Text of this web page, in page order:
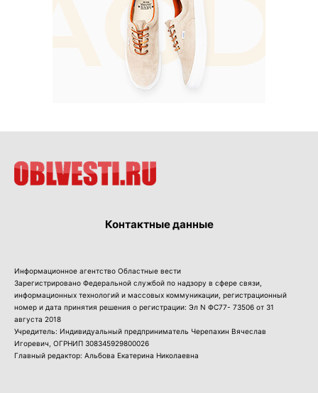
Контактные данные
Информационное агентство Областные вести
Зарегистрировано Федеральной службой по надзору в сфере связи,
информационных технологий и массовых коммуникации, регистрационный
номер и дата принятия решения о регистрации: Эл N ФС77- 73506 от 31
августа 2018
Учредитель: Индивидуальный предприниматель Черепахин Вячеслав
Игоревич, ОГРНИП 308345929800026
Главный редактор: Альбова Екатерина Николаевна